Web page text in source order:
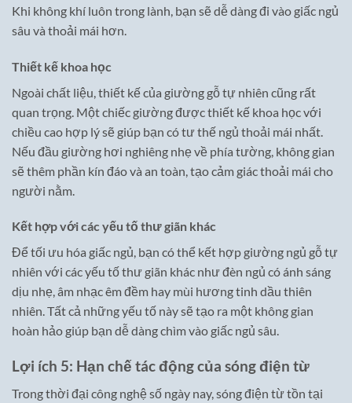
Khi không khí luôn trong lành, bạn sẽ dễ dàng đi vào giấc ngủ
sâu và thoải mái hơn.
Thiết kế khoa học
Ngoài chất liệu, thiết kế của giường gỗ tự nhiên cũng rất
quan trọng. Một chiếc giường được thiết kế khoa học với
chiều cao hợp lý sẽ giúp bạn có tư thế ngủ thoải mái nhất.
Nếu đầu giường hơi nghiêng nhẹ về phía tường, không gian
sẽ thêm phần kín đáo và an toàn, tạo cảm giác thoải mái cho
người nằm.
Kết hợp với các yếu tố thư giãn khác
Để tối ưu hóa giấc ngủ, bạn có thể kết hợp giường ngủ gỗ tự
nhiên với các yếu tố thư giãn khác như đèn ngủ có ánh sáng
dịu nhẹ, âm nhạc êm đềm hay mùi hương tinh dầu thiên
nhiên. Tất cả những yếu tố này sẽ tạo ra một không gian
hoàn hảo giúp bạn dễ dàng chìm vào giấc ngủ sâu.
Lợi ích 5: Hạn chế tác động của sóng điện từ
Trong thời đại công nghệ số ngày nay, sóng điện từ tồn tại